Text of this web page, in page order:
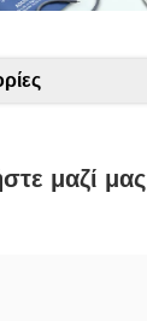
μαζί μας